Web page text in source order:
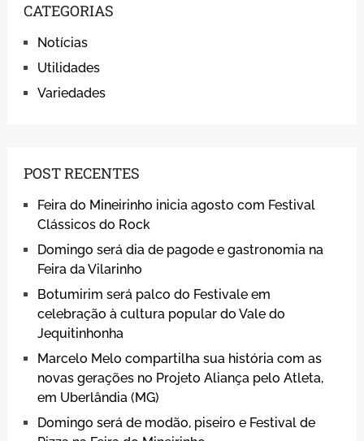
CATEGORIAS
Notícias
Utilidades
Variedades
POST RECENTES
Feira do Mineirinho inicia agosto com Festival
Clássicos do Rock
Domingo será dia de pagode e gastronomia na
Feira da Vilarinho
Botumirim será palco do Festivale em
celebração à cultura popular do Vale do
Jequitinhonha
Marcelo Melo compartilha sua história com as
novas gerações no Projeto Aliança pelo Atleta,
em Uberlândia (MG)
Domingo será de modão, piseiro e Festival de